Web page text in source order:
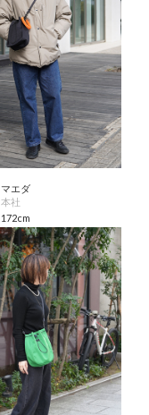
マエダ
本社
172cm